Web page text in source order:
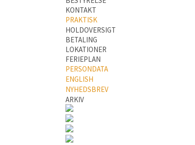
KONTAKT
PRAKTISK
HOLDOVERSIGT
BETALING
LOKATIONER
FERIEPLAN
PERSONDATA
ENGLISH
NYHEDSBREV
ARKIV